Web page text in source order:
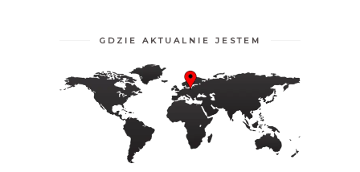
GDZIE AKTUALNIE JESTEM